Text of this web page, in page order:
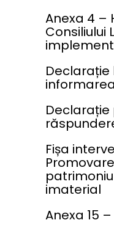
Anexa 4 –
Consiliului
Declarație
Fișa
imaterial
Anexa 15